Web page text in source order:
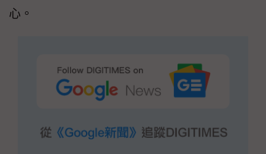
心。